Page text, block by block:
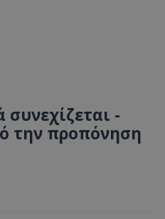
-
την προπόνηση